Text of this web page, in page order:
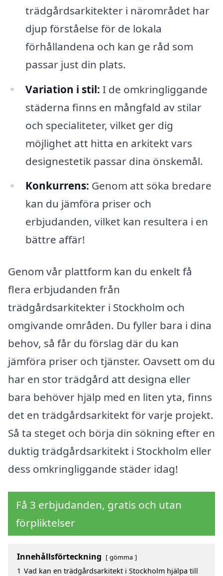
trädgårdsarkitekter i närområdet har
djup förståelse för de lokala
förhållandena och kan ge råd som
passar just din plats.
Variation i stil: I de omkringliggande
städerna finns en mångfald av stilar
och specialiteter, vilket ger dig
möjlighet att hitta en arkitekt vars
designestetik passar dina önskemål.
Konkurrens: Genom att söka bredare
kan du jämföra priser och
erbjudanden, vilket kan resultera i en
bättre affär!
Genom vår plattform kan du enkelt få
flera erbjudanden från
trädgårdsarkitekter i Stockholm och
omgivande områden. Du fyller bara i dina
behov, så får du förslag där du kan
jämföra priser och tjänster. Oavsett om du
har en stor trädgård att designa eller
bara behöver hjälp med en liten yta, finns
det en trädgårdsarkitekt för varje projekt.
Så ta steget och börja din sökning efter en
duktig trädgårdsarkitekt i Stockholm eller
dess omkringliggande städer idag!
Få 3 erbjudanden, gratis och utan
förpliktelser
Innehållsförteckning gömma
1 Vad kan en trädgårdsarkitekt i Stockholm hjälpa till